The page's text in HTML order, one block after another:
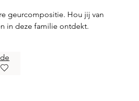
geurcompositie. Hou jij van
in deze familie ontdekt.